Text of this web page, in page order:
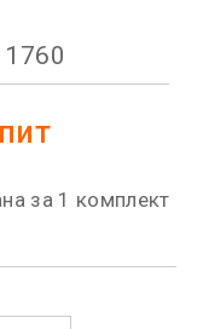
1760
за 1 комплект